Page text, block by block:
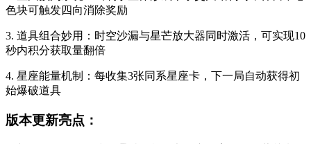
色块可触发四向消除奖励
3. 道具组合妙用：时空沙漏与星芒放大器同时激活，可实现10
秒内积分获取量翻倍
4. 星座能量机制：每收集3张同系星座卡，下一局自动获得初
始爆破道具
版本更新亮点：